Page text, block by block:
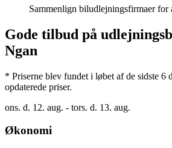
Sammenlign biludlejningsfirmaer for
Gode tilbud på
Ngan
* Priserne blev fundet i løbet af de sidste 6
opdaterede priser.
ons. d. 12. aug. - tors. d. 13. aug.
Økonomi